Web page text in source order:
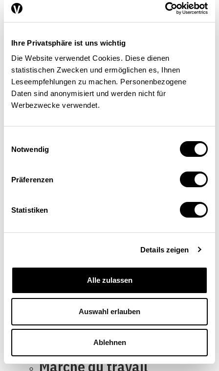
Ihre Privatsphäre ist uns wichtig
Die Website verwendet Cookies. Diese dienen
statistischen Zwecken und ermöglichen es, Ihnen
Leseempfehlungen zu machen. Personenbezogene
Daten sind anonymisiert und werden nicht für
Werbezwecke verwendet.
Notwendig
Präferenzen
Statistiken
Details zeigen
Alle zulassen
Auswahl erlauben
Ablehnen
Séries
Regard sur le monde
Tendances conjoncturelles
L’économie en bref
Next Generation
Infographies
Services
Auteures et auteurs
Qui sommes-nous?
Protection des
Prochain dossier
L’application
Abonnement
Dossiers
Thématiques
Marché du travail